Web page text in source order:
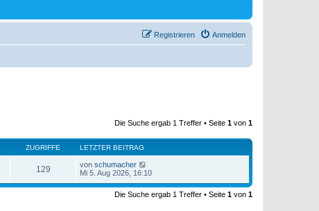
Anmelden
Registrieren
Die Suche ergab 1 Treffer • Seite 1 von 1
ZUGRIFFE LETZTER BEITRAG
129 von schumacher
Mi 5. Aug 2026, 16:10
Die Suche ergab 1 Treffer • Seite 1 von 1